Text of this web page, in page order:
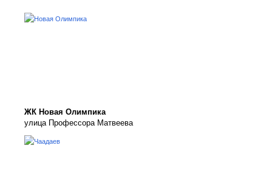
ЖК Новая Олимпика
улица Профессора Матвеева